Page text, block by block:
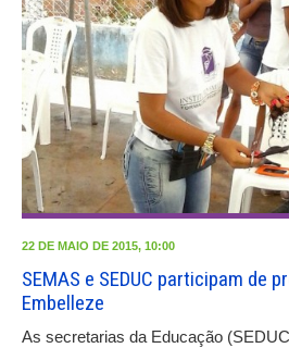
22 DE MAIO DE 2015, 10:00
SEMAS e SEDUC participam de
Embelleze
As secretarias da Educação